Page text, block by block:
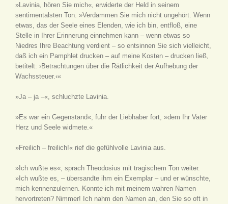
»Lavinia, hören Sie mich«, erwiderte der Held in seinem
sentimentalsten Ton. »Verdammen Sie mich nicht ungehört. Wenn
etwas, das der Seele eines Elenden, wie ich bin, entfloß, eine
Stelle in Ihrer Erinnerung einnehmen kann – wenn etwas so
Niedres Ihre Beachtung verdient – so entsinnen Sie sich vielleicht,
daß ich ein Pamphlet drucken – auf meine Kosten – drucken ließ,
betitelt: ›Betrachtungen über die Rätlichkeit der Aufhebung der
Wachssteuer.‹«
»Ja – ja –«, schluchzte Lavinia.
»Es war ein Gegenstand«, fuhr der Liebhaber fort, »dem Ihr Vater
Herz und Seele widmete.«
»Freilich – freilich!« rief die gefühlvolle Lavinia aus.
»Ich wußte es«, sprach Theodosius mit tragischem Ton weiter.
»Ich wußte es, – übersandte ihm ein Exemplar – und er wünschte,
mich kennenzulernen. Konnte ich mit meinem wahren Namen
hervortreten? Nimmer! Ich nahm den Namen an, den Sie so oft in